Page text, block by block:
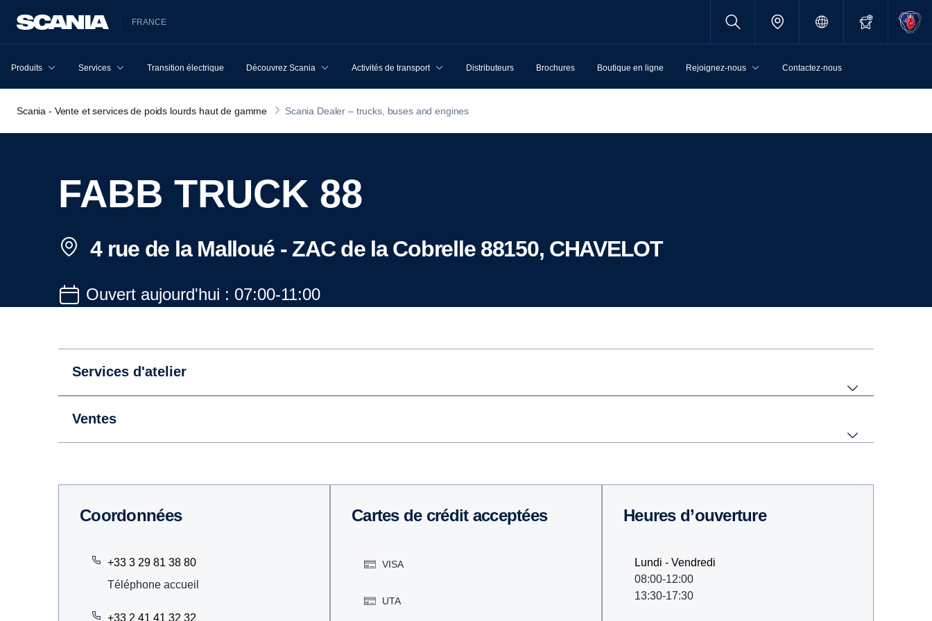
FRANCE
Produits Services Transition électrique Découvrez Scania Activités de transport Distributeurs Brochures Boutique en ligne Rejoignez-nous Contactez-nous
Scania - Vente et services de poids lourds haut de gamme Scania Dealer – trucks, buses and engines
FABB TRUCK 88
4 rue de la Malloué - ZAC de la Cobrelle 88150, CHAVELOT
Ouvert aujourd'hui : 07:00-11:00
Services d'atelier
Ventes
Coordonnées
+33 3 29 81 38 80
Téléphone accueil
+33 2 41 41 32 32
Cartes de crédit acceptées
VISA
UTA
Heures d’ouverture
Lundi - Vendredi
08:00-12:00
13:30-17:30